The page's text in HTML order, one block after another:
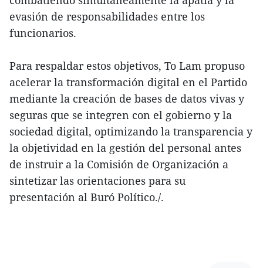
evasión de responsabilidades entre los
funcionarios.
Para respaldar estos objetivos, To Lam propuso
acelerar la transformación digital en el Partido
mediante la creación de bases de datos vivas y
seguras que se integren con el gobierno y la
sociedad digital, optimizando la transparencia y
la objetividad en la gestión del personal antes
de instruir a la Comisión de Organización a
sintetizar las orientaciones para su
presentación al Buró Político./.